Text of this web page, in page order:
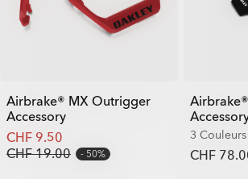
Airbrake® MX Outrigger
Accessory
CHF 9.50
CHF 19.00
50%
3 Couleurs
CHF